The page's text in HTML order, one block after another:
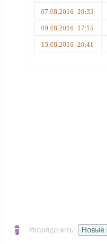
07.08.2016 20:33
09.08.2016 17:15
13.08.2016 20:41
Упорядочить: